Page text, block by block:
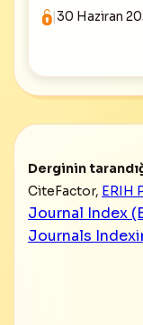
|30 Haziran
Derginin
CiteFactor, ERIH
Journal Index
Journals